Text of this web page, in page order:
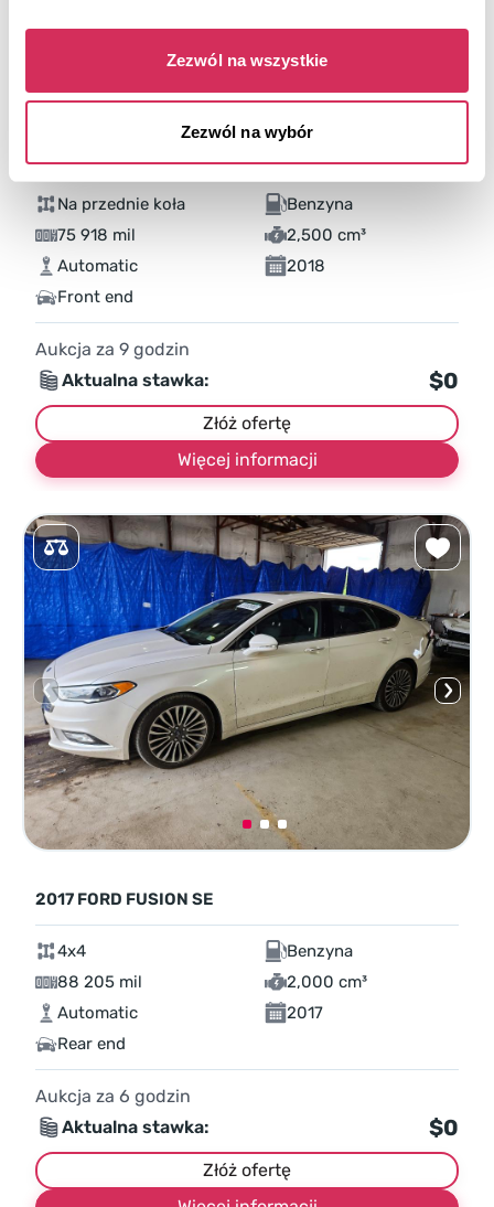
Zezwól na wszystkie
Zezwól na wybór
Na przednie koła
Benzyna
75 918 mil
2,500 cm³
Automatic
2018
Front end
Aukcja za 9 godzin
Aktualna stawka:
$0
Złóż ofertę
Więcej informacji
2017 FORD FUSION SE
4x4
Benzyna
88 205 mil
2,000 cm³
Automatic
2017
Rear end
Aukcja za 6 godzin
Aktualna stawka:
$0
Złóż ofertę